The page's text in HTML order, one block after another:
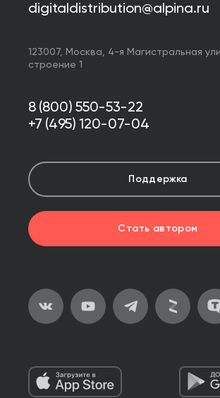
digitaldistribution@alpina.ru
123007, Москва, 4-я Магистральная
строение 1
8 (800) 550-53-22
+7 (495) 120-07-04
Поддержка
Стать автором